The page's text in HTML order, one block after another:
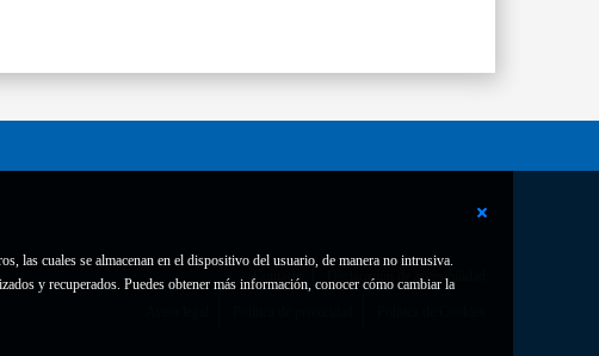
las cuales se almacenan en el dispositivo del usuario, de manera no intrusiva.
y recuperados. Puedes obtener más información, conocer cómo cambiar la
Contacto Declaración de accesibilidad